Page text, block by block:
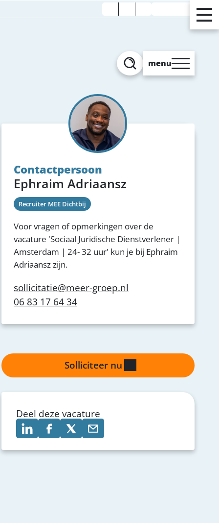
Verhoog contrast
Zoeken
menu
Contactpersoon
Ephraim Adriaansz
Recruiter MEE Dichtbij
Voor vragen of opmerkingen over de
vacature 'Sociaal Juridische Dienstverlener |
Amsterdam | 24- 32 uur' kun je bij Ephraim
Adriaansz zijn.
sollicitatie@meer-groep.nl
06 83 17 64 34
Solliciteer nu
Deel deze vacature